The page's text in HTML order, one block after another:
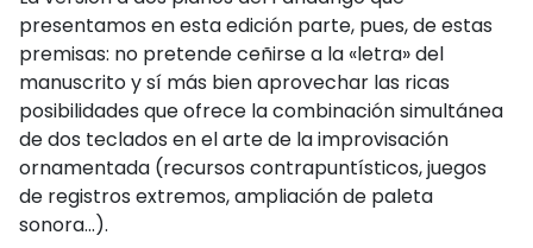
presentamos en esta edición parte, pues, de estas
premisas: no pretende ceñirse a la «letra» del
manuscrito y sí más bien aprovechar las ricas
posibilidades que ofrece la combinación simultánea
de dos teclados en el arte de la improvisación
ornamentada (recursos contrapuntísticos, juegos
de registros extremos, ampliación de paleta
sonora...).